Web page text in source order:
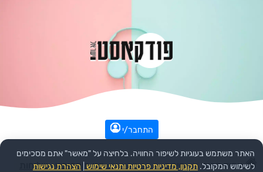
התחבר/י
עמוד הבית >> חינוך >> הפודקאסט: חני מוסקוביץ- שליחות
האתר משתמש בעוגיות לשיפור החוויה. בלחיצה על "מאשר" אתם מסכימים
לשימוש המקובל. תקנון, מדיניות פרטיות ותנאי שימוש הצהרת נגישות